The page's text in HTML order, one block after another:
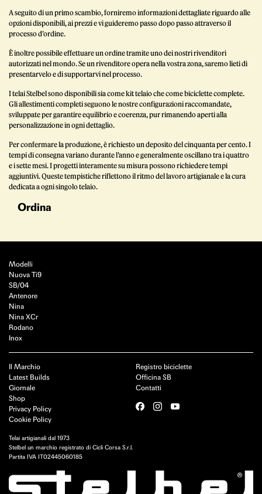
A seguito di un primo scambio, forniremo informazioni dettagliate riguardo alle
opzioni disponibili, ai prezzi e vi guideremo passo dopo passo attraverso il
processo d’ordine.
È inoltre possibile effettuare un ordine tramite uno dei nostri rivenditori
autorizzati nel mondo. Se un rivenditore opera nella vostra zona, saremo lieti di
presentarvelo e di supportarvi nel processo.
I telai Stelbel sono disponibili sia come kit telaio che come biciclette complete.
Gli allestimenti completi seguono le nostre configurazioni raccomandate,
sviluppate per garantire equilibrio e coerenza, pur rimanendo aperti alla
personalizzazione in ogni dettaglio.
Per confermare la produzione, è richiesto un deposito del cinquanta per cento. I
tempi di consegna variano durante l’anno e generalmente oscillano tra i quattro
e i sette mesi. I progetti interamente su misura possono richiedere tempi
aggiuntivi. Queste tempistiche riflettono il ritmo del lavoro artigianale e la cura
dedicata a ogni singolo telaio.
Ordina
Modelli
Nuova Ti9
SB/04
Antenore
Nina
Nina XCr
Rodano
Inox
Il Marchio
Latest Builds
Giornale
Shop
Privacy Policy
Cookie Policy
Registro biciclette
Officina SB
Contatti
Telai artigianali dal 1973
Stelbel un marchio registrato di Cicli Corsa S.r.l.
Partita IVA IT02445060185